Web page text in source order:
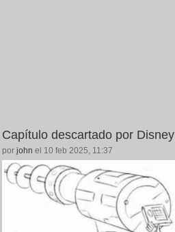
Capítulo descartado por Disney
por john el 10 feb 2025, 11:37